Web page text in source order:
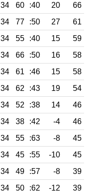
34 60 :40 20
66
34 77 :50 27
61
34 55 :40 15
59
34 66 :50 16
58
34 61 :46 15
58
34 62 :43 19
54
34 52 :38 14
46
34 38 :42 -4
46
34 55 :63 -8
45
34 45 :55 -10
45
34 49 :57 -8
39
34 50 :62 -12
39